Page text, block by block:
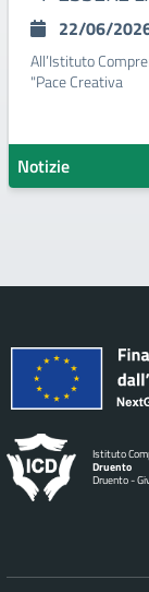
22/06/
All’Istituto
"Pace Creativa
Notizie
Istituto
Druento
Druento -